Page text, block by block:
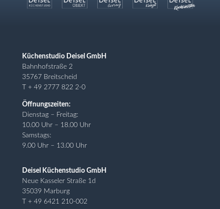
Küchenstudio Deisel GmbH
Bahnhofstraße 2
35767 Breitscheid
T + 49 2777 822 2-0
Öffnungszeiten:
Dienstag – Freitag:
10.00 Uhr – 18.00 Uhr
Samstags:
9.00 Uhr – 13.00 Uhr
Deisel Küchenstudio GmbH
Neue Kasseler Straße 1d
35039 Marburg
T + 49 6421 210-002